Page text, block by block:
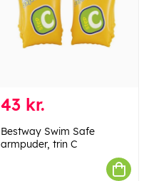
43 kr.
Bestway Swim Safe
armpuder, trin C